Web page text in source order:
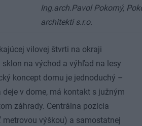
Ing.arch.Pavol Pokorný,
architekti s.r.o.
vilovej štvrti na okraji
na východ a výhľad na lesy
koncept domu je jednoduchý –
deje v dome, má kontakt s južným
záhrady. Centrálna pozícia
metrovou výškou) a samostatnej